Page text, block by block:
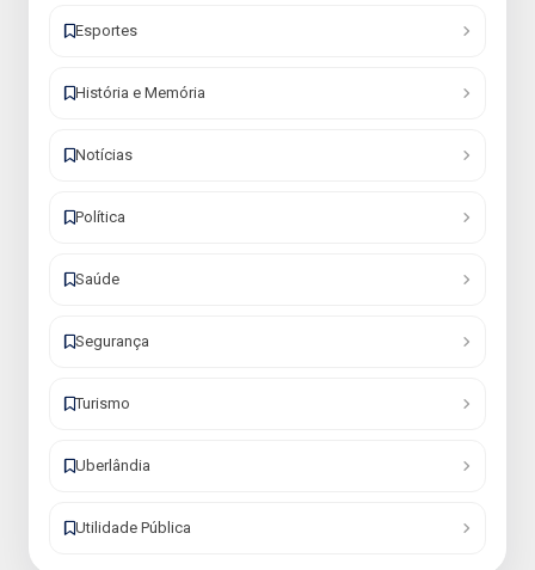
Esportes
História e Memória
Notícias
Política
Saúde
Segurança
Turismo
Uberlândia
Utilidade Pública